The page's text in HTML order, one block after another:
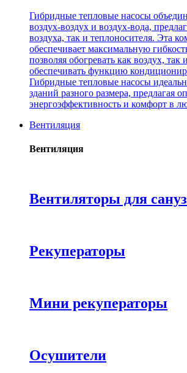
Гибридные тепловые насосы
воздух-воздух и воздух-вода,
воздуха, так и теплоносителя. Эта
обеспечивает максимальную
позволяя обогревать как воздух, так
обеспечивать функцию
Гибридные тепловые насосы
зданий разного размера, предлагая
энергоэффективность и комфорт в
Вентиляция
Вентиляция
Вентиляторы для
Рекуператоры
Мини рекуператоры
Осушители